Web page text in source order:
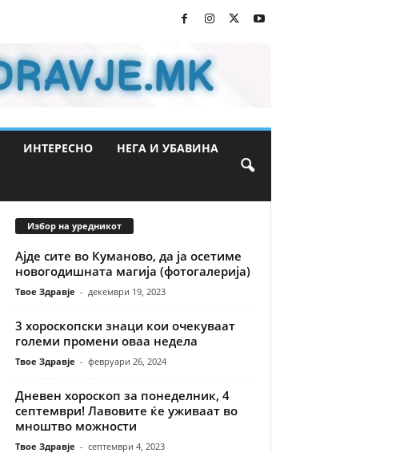
ИНТЕРЕСНО НЕГА И УБАВИНА
Избор на уредникот
Ајде сите во Куманово, да ја осетиме
новогодишната магија (фотогалерија)
Твое Здравје - декември 19, 2023
3 хороскопски знаци кои очекуваат
големи промени оваа недела
Твое Здравје - февруари 26, 2024
Дневен хороскоп за понеделник, 4
септември! Лавовите ќе уживаат во
мноштво можности
Твое Здравје - септември 4, 2023